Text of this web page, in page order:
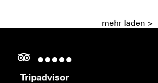
mehr laden >
Tripadvisor